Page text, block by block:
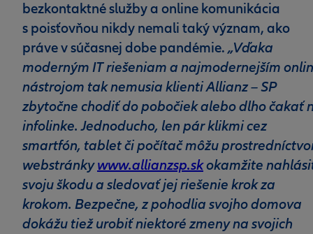
bezkontaktné služby a online komunikácia
s poisťovňou nikdy nemali taký význam, ako
práve v súčasnej dobe pandémie.„Vďaka
moderným IT riešeniam a najmodernejším
nástrojom tak nemusia klienti Allianz – SP
zbytočne chodiť do pobočiek alebo dlho čakať
infolinke. Jednoducho, len pár klikmi cez
smartfón, tablet či počítač môžu
webstránkywww.allianzsp.skokamžite
svoju škodu a sledovať jej riešenie krok za
krokom. Bezpečne, z pohodlia svojho domova
dokážu tiež urobiť niektoré zmeny na svojich